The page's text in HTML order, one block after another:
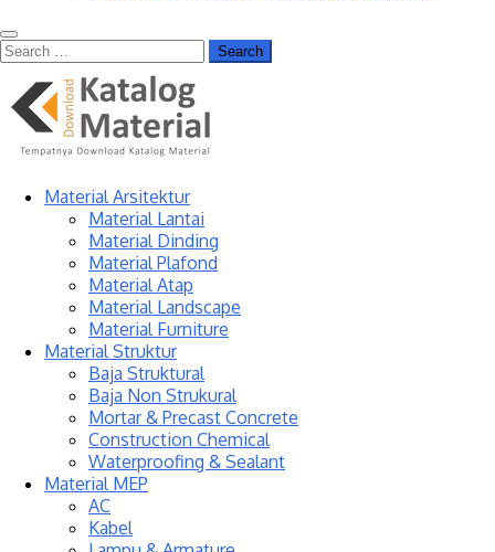
Material Arsitektur
Material Lantai
Material Dinding
Material Plafond
Material Atap
Material Landscape
Material Furniture
Material Struktur
Baja Struktural
Baja Non Strukural
Mortar & Precast Concrete
Construction Chemical
Waterproofing & Sealant
Material MEP
AC
Kabel